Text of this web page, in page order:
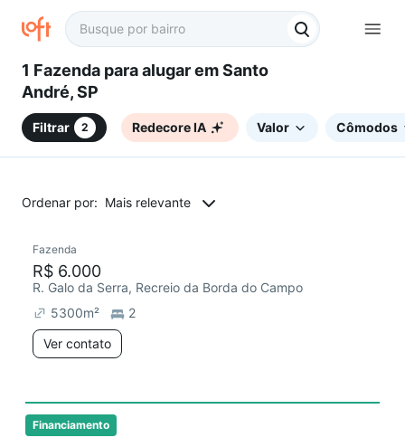
1 Fazenda para alugar em Santo
André, SP
Filtrar 2 Redecore IA Valor Cômodos
Ordenar por: Mais relevante
Financiamento
Chegou este mês
Fazenda
R$ 6.000
R. Galo da Serra, Recreio da Borda do Campo
5300m²
2
Ver contato